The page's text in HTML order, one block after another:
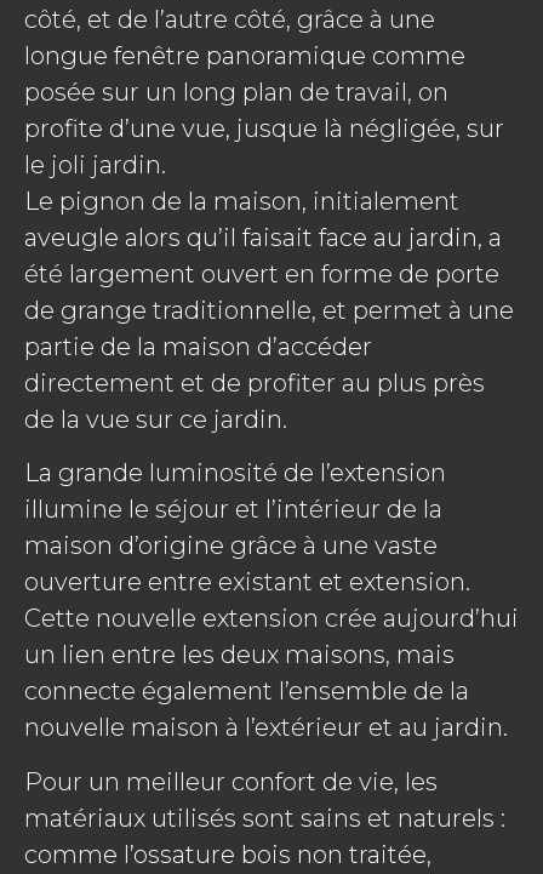
côté, et de l’autre côté, grâce à une
longue fenêtre panoramique comme
posée sur un long plan de travail, on
profite d’une vue, jusque là négligée, sur
le joli jardin.
Le pignon de la maison, initialement
aveugle alors qu’il faisait face au jardin, a
été largement ouvert en forme de porte
de grange traditionnelle, et permet à une
partie de la maison d’accéder
directement et de profiter au plus près
de la vue sur ce jardin.
La grande luminosité de l’extension
illumine le séjour et l’intérieur de la
maison d’origine grâce à une vaste
ouverture entre existant et extension.
Cette nouvelle extension crée aujourd’hui
un lien entre les deux maisons, mais
connecte également l’ensemble de la
nouvelle maison à l’extérieur et au jardin.
Pour un meilleur confort de vie, les
matériaux utilisés sont sains et naturels :
comme l’ossature bois non traitée,